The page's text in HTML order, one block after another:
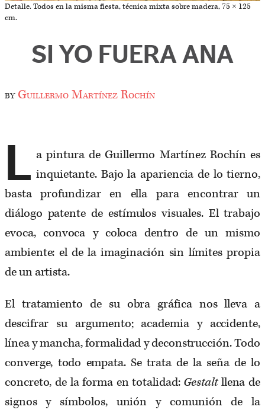
Detalle. Todos en la misma fiesta, técnica mixta sobre madera, 75 × 125
cm.
SI YO FUERA ANA
byGuillermo Martínez Rochín
L a pintura de Guillermo Martínez Rochín es
inquietante. Bajo la apariencia de lo tierno,
basta profundizar en ella para encontrar un
diálogo patente de estímulos visuales. El trabajo
evoca, convoca y coloca dentro de un mismo
ambiente: el de la imaginación sin límites propia
de un artista.
El tratamiento de su obra gráfica nos lleva a
descifrar su argumento; academia y accidente,
línea y mancha, formalidad y deconstrucción. Todo
converge, todo empata. Se trata de la seña de lo
concreto, de la forma en totalidad: Gestaltllena de
signos y símbolos, unión y comunión de la